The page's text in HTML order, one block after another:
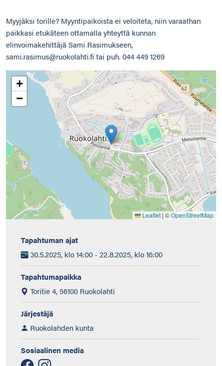
Myyjäksi torille? Myyntipaikoista ei veloiteta, niin varaathan
paikkasi etukäteen ottamalla yhteyttä kunnan
elinvoimakehittäjä Sami Rasimukseen,
sami.rasimus@ruokolahti.fi tai puh. 044 449 1269
+
−
Leaflet | ©OpenStreetMap
Tapahtuman ajat
30.5.2025, klo 14:00 - 22.8.2025, klo 16:00
Tapahtumapaikka
Toritie 4, 56100 Ruokolahti
Järjestäjä
Ruokolahden kunta
Sosiaalinen media